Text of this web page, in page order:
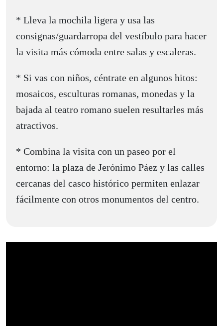
* Lleva la mochila ligera y usa las
consignas/guardarropa del vestíbulo para hacer
la visita más cómoda entre salas y escaleras.
* Si vas con niños, céntrate en algunos hitos:
mosaicos, esculturas romanas, monedas y la
bajada al teatro romano suelen resultarles más
atractivos.
* Combina la visita con un paseo por el
entorno: la plaza de Jerónimo Páez y las calles
cercanas del casco histórico permiten enlazar
fácilmente con otros monumentos del centro.